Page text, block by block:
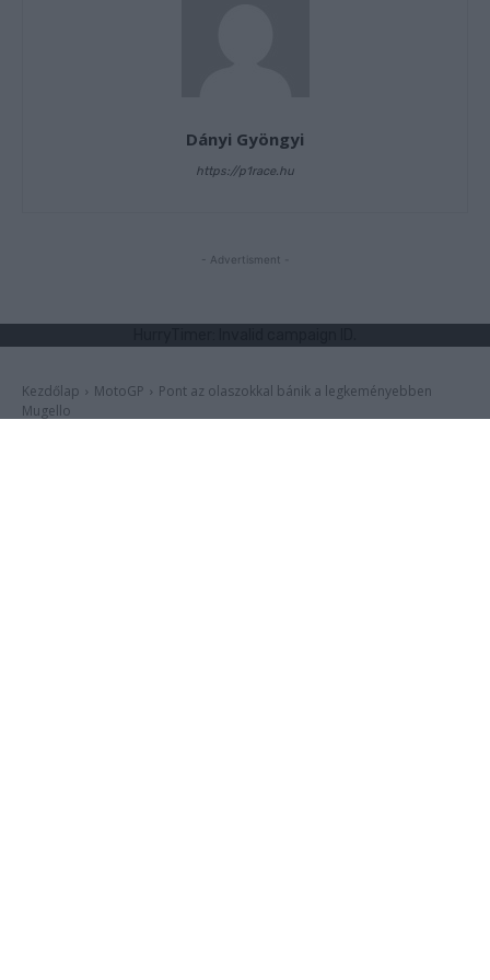
Dányi Gyöngyi
https://p1race.hu
- Advertisment -